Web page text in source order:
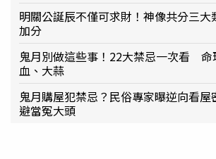
明關公誕辰不僅可求財！神像共分三
加分
鬼月別做這些事！22大禁忌一次看 命
血、大蒜
鬼月購屋犯禁忌？民俗專家曝逆向看
避當冤大頭